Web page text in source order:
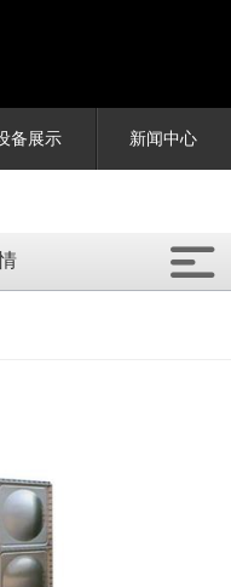
备展示 新闻中心
